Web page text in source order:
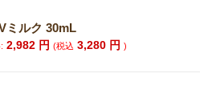
ミルク 30mL
2,982 円(税込 3,280 円)